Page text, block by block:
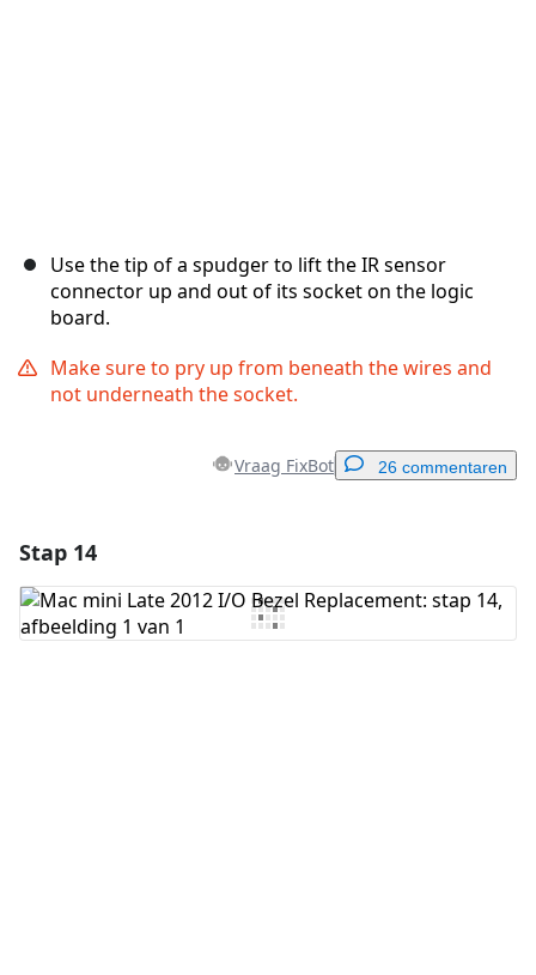
Use the tip of a spudger to lift the IR sensor
connector up and out of its socket on the logic
board.
Make sure to pry up from beneath the wires and
not underneath the socket.
Vraag FixBot 26 commentaren
Voeg opmerking toe
Stap 14